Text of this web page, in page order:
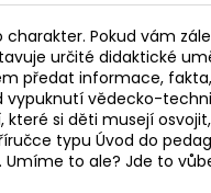
charakter. Pokud vám
určité didaktické
předat informace,
vědecko-
si děti musejí
typu Úvod do
to ale? Jde to